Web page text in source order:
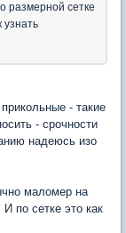
размерной сетке
- такие
- срочности
надеюсь изо
маломер на
по сетке это как